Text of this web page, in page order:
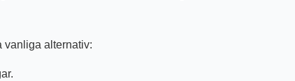
vanliga alternativ: